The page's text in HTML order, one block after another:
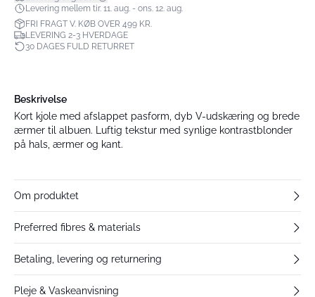
Levering mellem tir. 11. aug. - ons. 12. aug.
FRI FRAGT V. KØB OVER 499 KR.
LEVERING 2-3 HVERDAGE
30 DAGES FULD RETURRET
Beskrivelse
Kort kjole med afslappet pasform, dyb V-udskæring og brede
ærmer til albuen. Luftig tekstur med synlige kontrastblonder
på hals, ærmer og kant.
Om produktet
Preferred fibres & materials
Betaling, levering og returnering
Pleje & Vaskeanvisning